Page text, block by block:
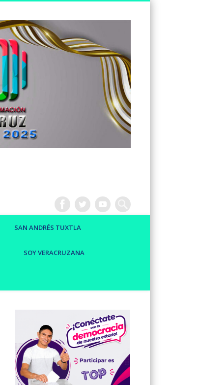
SAN ANDRÉS TUXTLA
SOY VERACRUZANA